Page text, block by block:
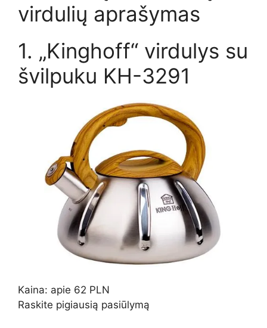
virdulių aprašymas
1. „Kinghoff“ virdulys su
švilpuku KH-3291
Kaina: apie 62 PLN
Raskite pigiausią pasiūlymą